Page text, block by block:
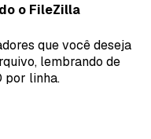
o FileZilla
que você deseja
lembrando de
por linha.